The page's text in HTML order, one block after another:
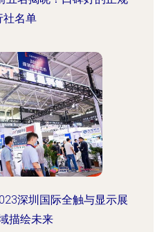
社名单
深圳国际全触与显示展
描绘未来